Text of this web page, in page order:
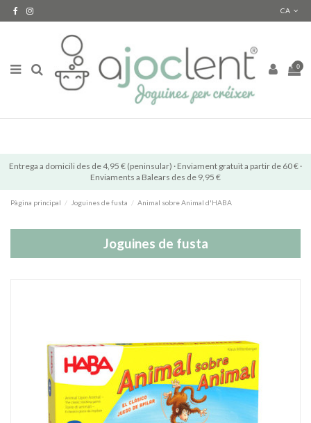
CA
0
Entrega a domicili des de 4,95 € (peninsular) · Enviament gratuït a partir de 60 € ·
Enviaments a Balears des de 9,95 €
Pàgina principal Joguines de fusta Animal sobre Animal d'HABA
Joguines de fusta